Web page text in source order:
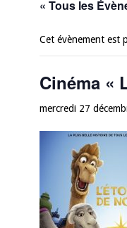
« Tous les
Cet évènement est
Cinéma «
mercredi 27